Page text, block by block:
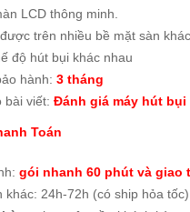
LCD thông minh.
trên nhiều bề mặt sàn khác
độ hút bụi khác nhau
hành: 3 tháng
bài viết: Đánh giá máy hút bụi
Toán
gói nhanh 60 phút và giao
khác: 24h-72h (có ship hỏa tốc)